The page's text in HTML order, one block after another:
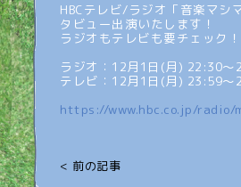
HBCテレビ/ラジオ「音楽マシ
タビュー出演いたします！
ラジオもテレビも要チェック！
ラジオ：12月1日(月) 22:30〜
テレビ：12月1日(月) 23:59〜
https://www.hbc.co.jp/radio/
< 前の記事